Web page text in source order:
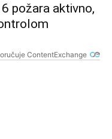
požara aktivno,
ContentExchange